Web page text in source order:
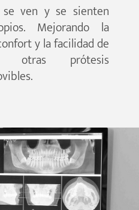
ven y se sienten
Mejorando la
y la facilidad de
otras prótesis